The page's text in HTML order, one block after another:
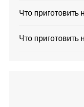
Что приготовить
Что приготовить